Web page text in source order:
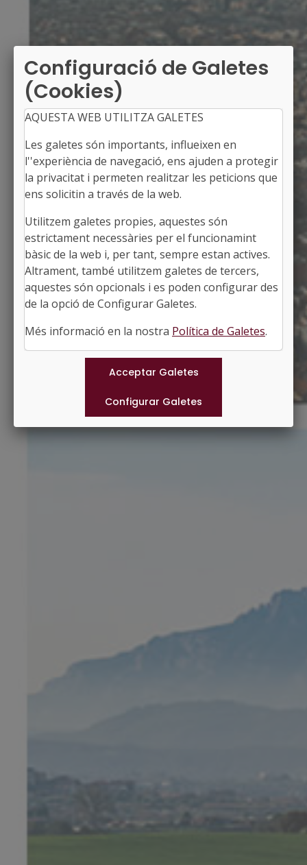
LA SECUITA
Alcalde: Eudald Roca i Gràcia
El Tarragonès, Tarragona
Població: 1.845
Superfície: 17,60 km2
http://www.lasecuita.cat
Municipis
Configuració de Galetes
(Cookies)
AQUESTA WEB UTILITZA GALETES
Les galetes són importants, influeixen en
l''experiència de navegació, ens ajuden a protegir
la privacitat i permeten realitzar les peticions que
ens solicitin a través de la web.
Utilitzem galetes propies, aquestes són
estrictament necessàries per el funcionamint
bàsic de la web i, per tant, sempre estan actives.
Altrament, també utilitzem galetes de tercers,
aquestes són opcionals i es poden configurar des
de la opció de Configurar Galetes.
Més informació en la nostra Política de Galetes.